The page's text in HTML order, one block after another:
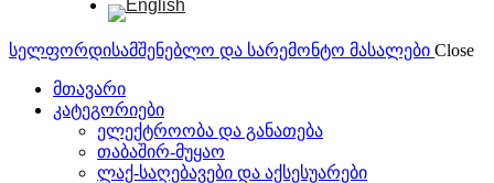
სელფორდისამშენებლო და სარემონტო მასალები Close
მთავარი
კატეგორიები
ელექტროობა და განათება
თაბაშირ-მუყაო
ლაქ-საღებავები და აქსესუარები